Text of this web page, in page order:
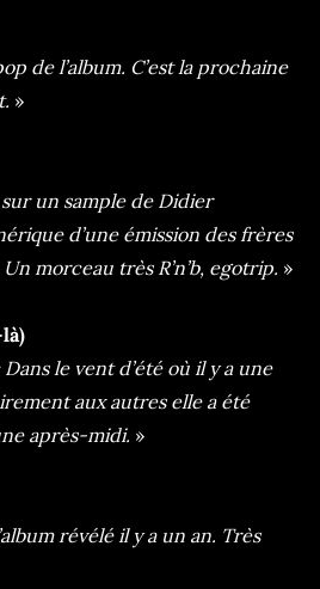
de l’album. C’est la prochaine
»
un sample de Didier
d’une émission des frères
morceau très R’n’b, egotrip. »
le vent d’été où il y a une
aux autres elle a été
après-midi. »
révélé il y a un an. Très